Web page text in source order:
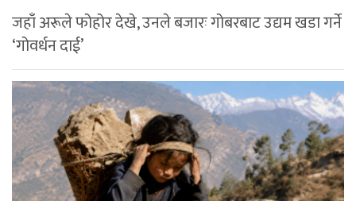
जहाँ अरूले फोहोर देखे, उनले बजारः गोबरबाट उद्यम खडा गर्ने
‘गोवर्धन दाई’